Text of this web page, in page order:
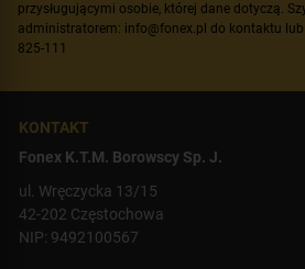
przysługującymi osobie, której dane dotyczą.
administratorem: info@fonex.pl do kontaktu
825-111
KONTAKT
Fonex K.T.M. Borowscy Sp. J.
ul. Wręczycka 13/15
42-202 Częstochowa
NIP: 9492100567